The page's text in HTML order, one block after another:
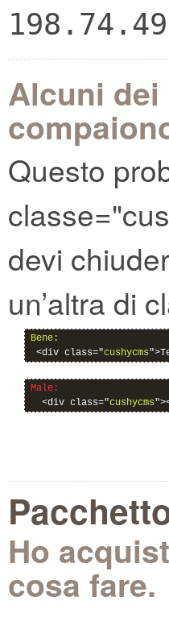
Alcuni
Questo
devi
un’altra di
Bene:
<div class="cushycms
Male:
<div class="cushycms
Ho
cosa fare.